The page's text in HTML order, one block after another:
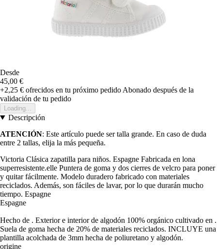
Desde
45,00 €
+2,25 € ofrecidos en tu próximo pedido Abonado después de la
validación de tu pedido
Loading...
Descripción
ATENCIÓN: Este artículo puede ser talla grande. En caso de duda
entre 2 tallas, elija la más pequeña.
Victoria Clásica zapatilla para niños. Espagne Fabricada en lona
superresistente.elle Puntera de goma y dos cierres de velcro para poner
y quitar fácilmente. Modelo duradero fabricado con materiales
reciclados. Además, son fáciles de lavar, por lo que durarán mucho
tiempo. Espagne
Espagne
Hecho de . Exterior e interior de algodón 100% orgánico cultivado en .
Suela de goma hecha de 20% de materiales reciclados. INCLUYE una
plantilla acolchada de 3mm hecha de poliuretano y algodón.
origine